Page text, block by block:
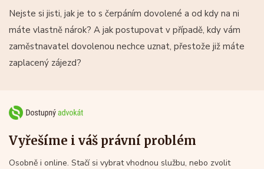
Nejste si jisti, jak je to s čerpáním dovolené a od kdy na ni
máte vlastně nárok? A jak postupovat v případě, kdy vám
zaměstnavatel dovolenou nechce uznat, přestože již máte
zaplacený zájezd?
Vyřešíme i váš právní problém
Osobně i online. Stačí si vybrat vhodnou službu, nebo zvolit